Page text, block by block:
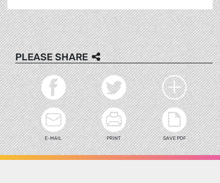
PLEASE SHARE
E-MAIL PRINT SAVE PDF